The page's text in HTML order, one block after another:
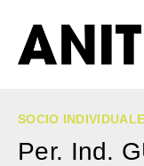
SOCIO INDIVIDUALE
Per. Ind.